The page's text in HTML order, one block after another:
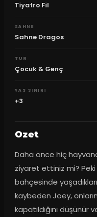
Tiyatro Fil
SAHNE
Sahne Dragos
TUR
Çocuk & Genç
YAS SINIRI
+3
Ozet
Daha önce hiç
ziyaret ettiniz mi?
bahçesinde
kaybeden Joey,
kapatıldığını